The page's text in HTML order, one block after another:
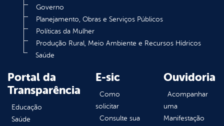
Governo
Planejamento, Obras e Serviços Públicos
Políticas da Mulher
Produção Rural, Meio Ambiente e Recursos Hídricos
Saúde
Portal da
Transparência
Educação
Saúde
E-sic
Como
solicitar
Consulte sua
Ouvidoria
Acompanhar
uma
Manifestação